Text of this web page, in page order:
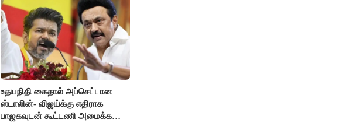
உதயநிதி கைதால் அப்செட்டான
ஸ்டாலின்- விஜய்க்கு எதிராக
பாஜகவுடன் கூட்டணி அமைக்க